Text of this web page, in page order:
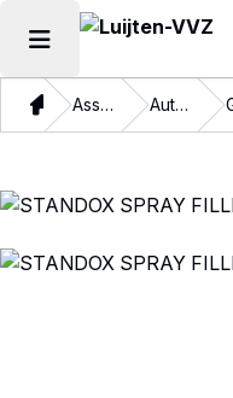
Hoofdmenu openen
Thuis Assortiment Autolakken